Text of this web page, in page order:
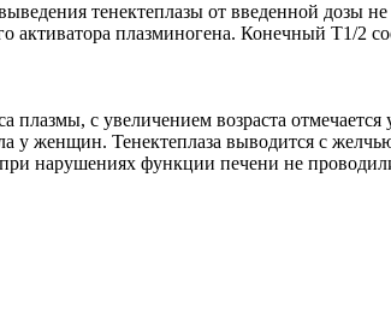
тенектеплазы от введенной дозы
активатора плазминогена. Конечный T1/
с увеличением возраста
женщин. Тенектеплаза выводится с
нарушениях функции печени не